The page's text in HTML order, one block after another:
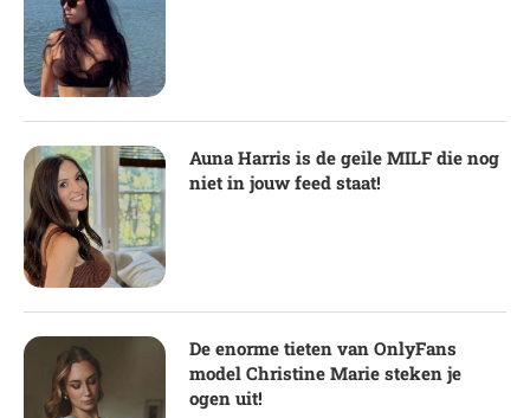
Auna Harris is de geile MILF die nog
niet in jouw feed staat!
De enorme tieten van OnlyFans
model Christine Marie steken je
ogen uit!